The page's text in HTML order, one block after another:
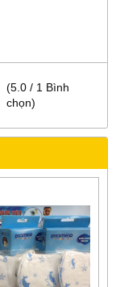
(5.0 / 1 Bình
chọn)